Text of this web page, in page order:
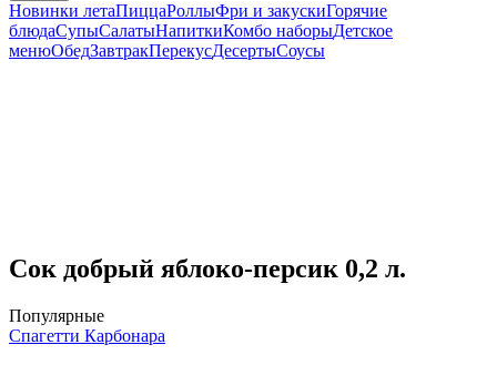
Новинки летаПиццаРоллыФри и закускиГорячие
блюдаСупыСалатыНапиткиКомбо наборыДетское
менюОбедЗавтракПерекусДесертыСоусы
Сок добрый яблоко-персик 0,2 л.
Популярные
Спагетти Карбонара